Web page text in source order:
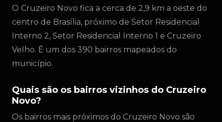
O Cruzeiro Novo fica a cerca de 2,9 km a oeste do
centro de Brasília, próximo de Setor Residencial
Interno 2, Setor Residencial Interno 1 e Cruzeiro
Velho. É um dos 390 bairros mapeados do
município.
Quais são os bairros vizinhos do Cruzeiro
Novo?
Os bairros mais próximos do Cruzeiro Novo são